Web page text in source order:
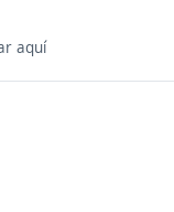
aquí